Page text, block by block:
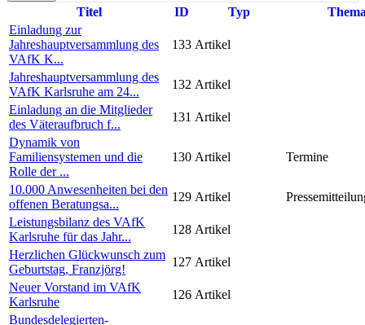
Titel ID Typ
Einladung zur
Jahreshauptversammlung des
VAfK K...
133 Artikel
Jahreshauptversammlung des
VAfK Karlsruhe am 24...
132 Artikel
Einladung an die Mitglieder
des Väteraufbruch f...
131 Artikel
Dynamik von
Familiensystemen und die
Rolle der ...
130 Artikel Termine
10.000 Anwesenheiten bei den
offenen Beratungsa...
129 Artikel
Leistungsbilanz des VAfK
Karlsruhe für das Jahr...
128 Artikel
Herzlichen Glückwunsch zum
Geburtstag, Franzjörg!
127 Artikel
Neuer Vorstand im VAfK
Karlsruhe
126 Artikel
Bundesdelegierten-